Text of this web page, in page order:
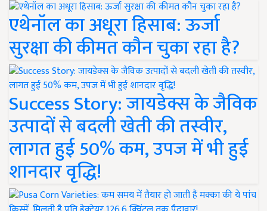
एथेनॉल का अधूरा हिसाब: ऊर्जा
सुरक्षा की कीमत कौन चुका रहा है?
Success Story: जायडेक्स के जैविक
उत्पादों से बदली खेती की तस्वीर,
लागत हुई 50% कम, उपज में भी हुई
शानदार वृद्धि!